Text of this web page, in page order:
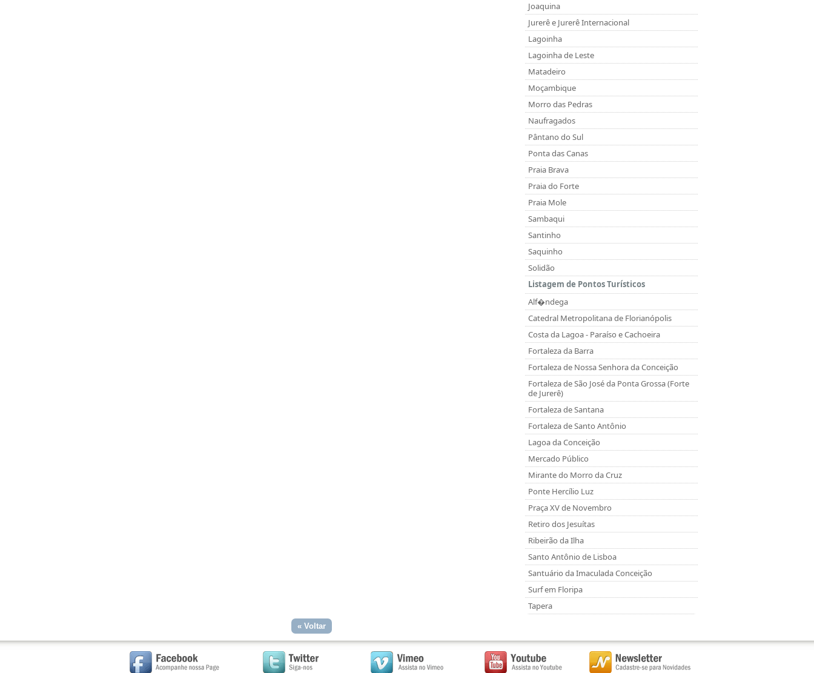
Joaquina
Jurerê e Jurerê Internacional
Lagoinha
Lagoinha de Leste
Matadeiro
Moçambique
Morro das Pedras
Naufragados
Pântano do Sul
Ponta das Canas
Praia Brava
Praia do Forte
Praia Mole
Sambaqui
Santinho
Saquinho
Solidão
Listagem de Pontos Turísticos
Alf�ndega
Catedral Metropolitana de Florianópolis
Costa da Lagoa - Paraíso e Cachoeira
Fortaleza da Barra
Fortaleza de Nossa Senhora da Conceição
Fortaleza de São José da Ponta Grossa (Forte
de Jurerê)
Fortaleza de Santana
Fortaleza de Santo Antônio
Lagoa da Conceição
Mercado Público
Mirante do Morro da Cruz
Ponte Hercílio Luz
Praça XV de Novembro
Retiro dos Jesuítas
Ribeirão da Ilha
Santo Antônio de Lisboa
Santuário da Imaculada Conceição
Surf em Floripa
Tapera
. . . . . . . . . . . . . . . . . . . . . . . . . . . . . . . . . . . . . . . . . . . . . . . . . . . . . . . . . . . . . . . . . . . . . . . . . . . . . . . . . . . . . . . . . . . . . . . . . . . . . . . . . . . . . . . . . . . . . . . . . . . . . . . . . . . . . . . . . . . . . . . . . . . . . . . . . . . . . . . . . . . . . . . . . . . . . . . . . . . . . . . . . . . . . . . . . . . . . . . . . . . . . . . . . . . . . .